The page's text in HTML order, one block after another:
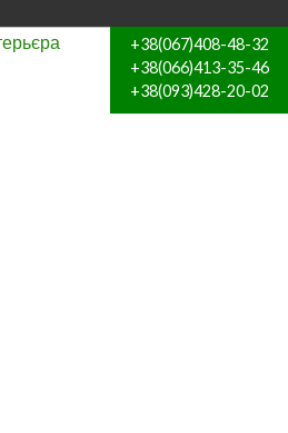
+38(067)408-48-32
+38(066)413-35-46
+38(093)428-20-02